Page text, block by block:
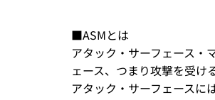
■ASMとは
アタック・サーフェース・
ェース、つまり攻撃を受け
アタック・サーフェースに